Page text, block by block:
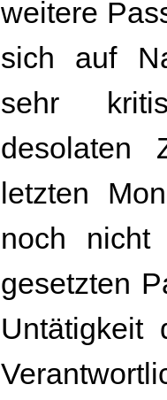
weitere
sich auf
sehr
desolaten
letzten
noch nicht
gesetzten
Untätigkeit